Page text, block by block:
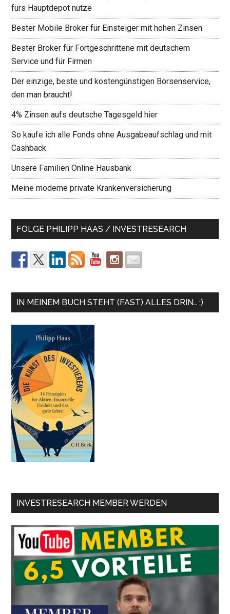
fürs Hauptdepot nutze
Bester Mobile Broker für Einsteiger mit hohen Zinsen
Bester Broker für Fortgeschrittene mit deutschem
Service und für Firmen
Der einzige, beste und kostengünstigen Börsenservice,
den man braucht!
4% Zinsen aufs deutsche Tagesgeld hier
So kaufe ich alle Fonds ohne Ausgabeaufschlag und mit
Cashback
Unsere Familien Online Hausbank
Meine moderne private Krankenversicherung
FOLGE PHILIPP HAAS / INVESTRESEARCH
IN MEINEM BUCH STEHT (FAST) ALLES DRIN… ;)
INVESTRESEARCH MEMBER WERDEN